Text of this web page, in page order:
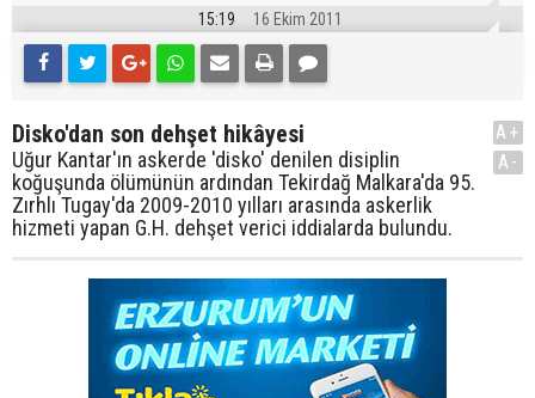
15:19 16 Ekim 2011
Disko'dan son dehşet hikâyesi
Uğur Kantar'ın askerde 'disko' denilen disiplin
koğuşunda ölümünün ardından Tekirdağ Malkara'da 95.
Zırhlı Tugay'da 2009-2010 yılları arasında askerlik
hizmeti yapan G.H. dehşet verici iddialarda bulundu.
A+
A-